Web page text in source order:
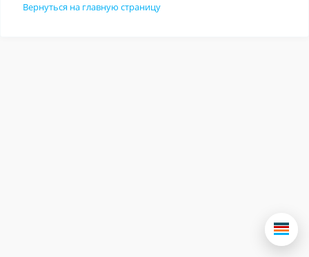
Вернуться на главную страницу